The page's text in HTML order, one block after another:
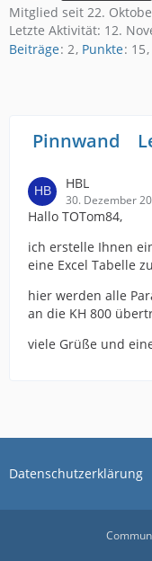
Mitglied seit 22.
Letzte Aktivität: 12.
Beiträge 2 Punkte 15
Pinnwand
HBL
30. Dezember
Hallo TOTom84,
ich erstelle Ihnen
eine Excel Tabelle
hier werden alle
an die KH 800
viele Grüße und
Datenschutzerklärung